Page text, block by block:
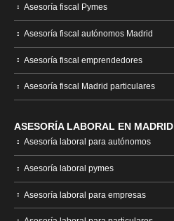
Asesoría fiscal Pymes
Asesoría fiscal autónomos Madrid
Asesoría fiscal emprendedores
Asesoría fiscal Madrid particulares
ASESORÍA LABORAL EN MADRID
Asesoría laboral para autónomos
Asesoría laboral pymes
Asesoría laboral para empresas